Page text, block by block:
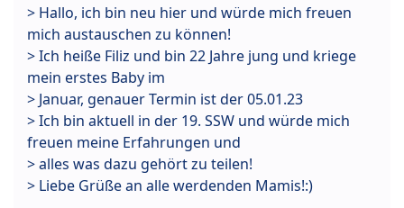
> Hallo, ich bin neu hier und würde mich freuen
mich austauschen zu können!
> Ich heiße Filiz und bin 22 Jahre jung und kriege
mein erstes Baby im
> Januar, genauer Termin ist der 05.01.23
> Ich bin aktuell in der 19. SSW und würde mich
freuen meine Erfahrungen und
> alles was dazu gehört zu teilen!
> Liebe Grüße an alle werdenden Mamis!:)